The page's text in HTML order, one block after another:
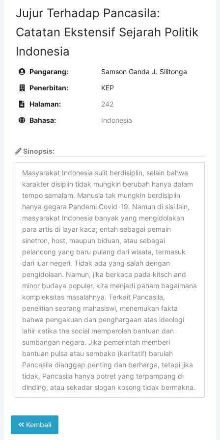
Jujur Terhadap Pancasila:
Catatan Ekstensif Sejarah Politik
Indonesia
Pengarang:
Samson Ganda J. Silitonga
Penerbitan:
KEP
Halaman:
242
Bahasa:
Indonesia
Sinopsis:
Masyarakat Indonesia sulit berdisiplin, selain bahwa
karakter disiplin tidak mungkin berubah hanya dalam
tempo semalam. Manusia tak mungkin berdisiplin
hanya gegara Pandemi Covid-19. Namun di sisi lain,
masyarakat Indonesia banyak yang mengidolakan
para artis di layar kaca; entah sebagai pemain
sinetron, host, maupun biduan, atau sebagai
pelancong yang baru pulang dari wisata, termasuk
dari luar negeri. Tidak ada yang salah dengan
pengidolaan. Namun, jika berkaca pada kitsch and
minor budaya populer, kita menjadi paham bagaimana
kompleksitas masalahnya. Terkait Pancasila,
penelitian seorang mahasiswi, menemukan fakta
bahwa pengakuan dan penghargaan atas ideologi
lahir ketika the social memperoleh bantuan dan
sumbangan negara. Jika pemerintah memberi
bantuan pulsa atau sembako (karitatif) barulah
Pancasila dianggap penting dan berharga, tetapi jika
tidak, Pancasila hanya potret yang terpampang di
dinding, atau sekadar slogan kosong tidak bermakna.
Kembali